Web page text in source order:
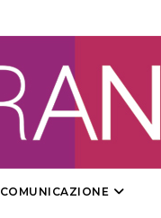
COMUNICAZIONE